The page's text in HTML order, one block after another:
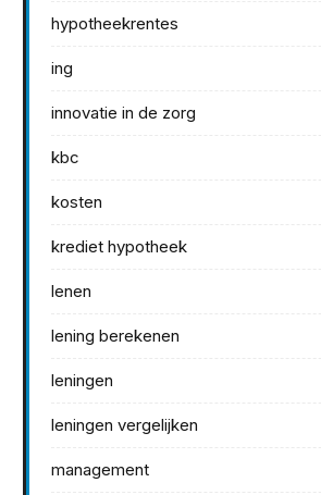
hypotheekrentes
ing
innovatie in de zorg
kbc
kosten
krediet hypotheek
lenen
lening berekenen
leningen
leningen vergelijken
management